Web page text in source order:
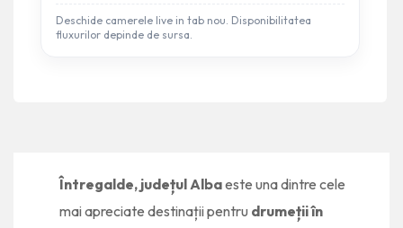
Întregalde, județul Albaeste una dintre cele
mai apreciate destinații pentru drumeții în
Deschide camerele live in tab nou. Disponibilitatea
fluxurilor depinde de sursa.